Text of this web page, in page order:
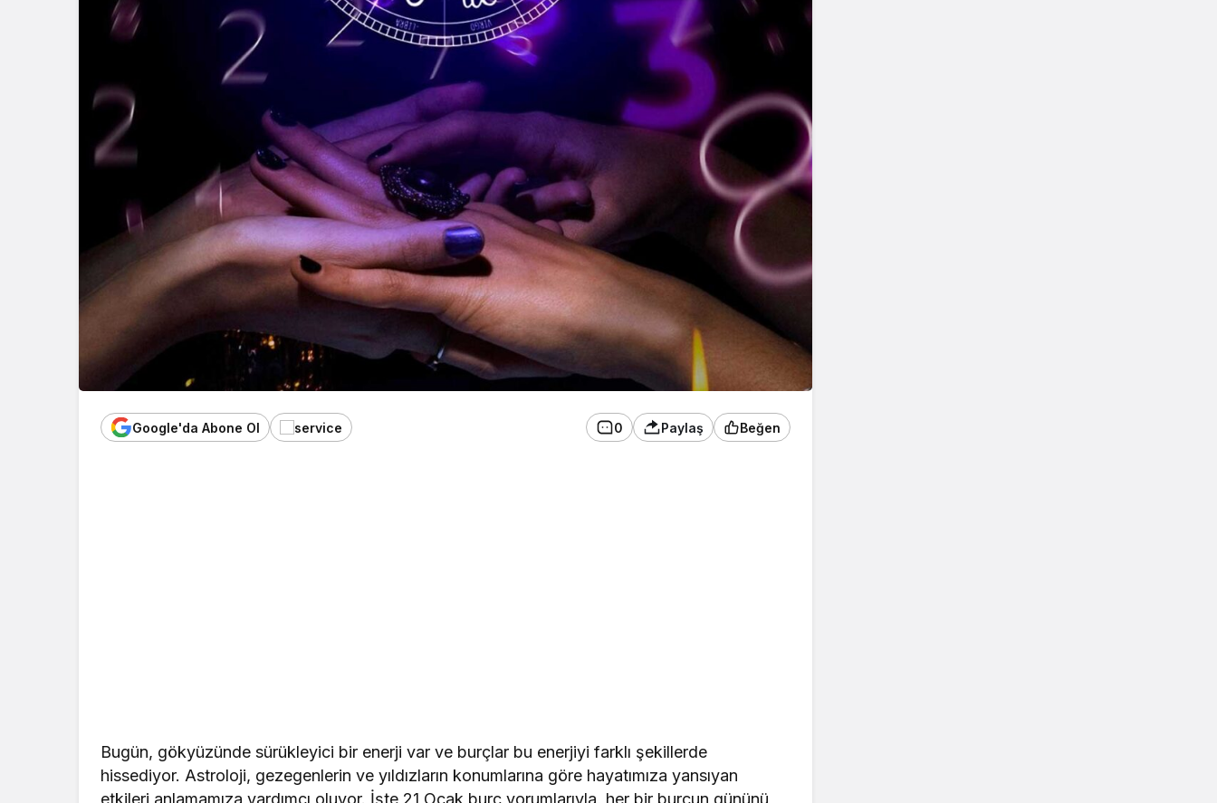
Google'da Abone Ol 0 Paylaş Beğen
Bugün, gökyüzünde sürükleyici bir enerji var ve burçlar bu enerjiyi farklı şekillerde
hissediyor. Astroloji, gezegenlerin ve yıldızların konumlarına göre hayatımıza yansıyan
etkileri anlamamıza yardımcı oluyor. İşte 21 Ocak burç yorumlarıyla, her bir burcun gününü